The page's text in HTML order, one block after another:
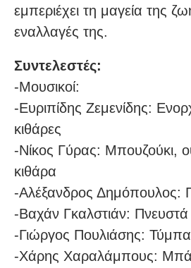
εμπεριέχει τη μαγεία της
εναλλαγές της.
Συντελεστές:
-Μουσικοί:
-Ευριπίδης Ζεμενίδης:
κιθάρες
-Νίκος Γύρας: Μπουζούκι,
κιθάρα
-Αλέξανδρος Δημόπουλος:
-Βαχάν Γκαλστιάν: Πνευστά
-Γιώργος Πουλιάσης:
-Χάρης Χαραλάμπους: